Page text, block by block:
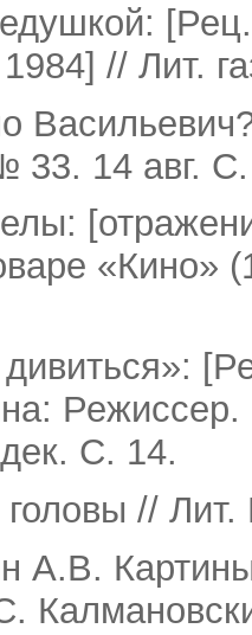
// Лит.
33. 14 авг.
«Кино»
С. 14.
//
А.В.